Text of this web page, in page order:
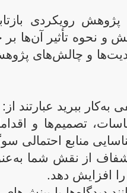
رویکردی
نحوه تأثیر آن‌ها بر
و چالش‌های
ببرید عبارتند از:
تصمیم‌ها و
منابع احتمالی
از نقش شما
را افزایش دهد.